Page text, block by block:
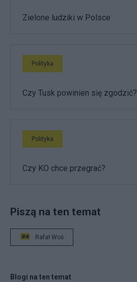
Zielone ludziki w Polsce
Polityka
Czy Tusk powinien się zgodzić?
Polityka
Czy KO chce przegrać?
Piszą na ten temat
Rafał Woś
Blogi na ten temat